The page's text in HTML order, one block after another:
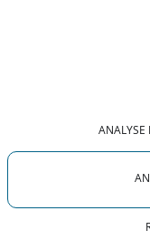
ANALYSE